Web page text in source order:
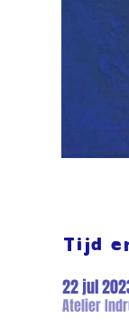
Tijd
22 jul
Atelier